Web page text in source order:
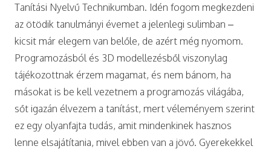
Tanítási Nyelvű Technikumban. Idén fogom megkezdeni
az ötödik tanulmányi évemet a jelenlegi sulimban –
kicsit már elegem van belőle, de azért még nyomom.
Programozásból és 3D modellezésből viszonylag
tájékozottnak érzem magamat, és nem bánom, ha
másokat is be kell vezetnem a programozás világába,
sőt igazán élvezem a tanítást, mert véleményem szerint
ez egy olyanfajta tudás, amit mindenkinek hasznos
lenne elsajátítania, mivel ebben van a jövő. Gyerekekkel